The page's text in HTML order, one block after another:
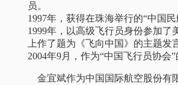
员。
1997年，获得在珠海举行的“中国
1999年，以高级飞行员身份参加
上作了题为《飞向中国》的主题发
2004年9月，作为“中国飞行员协会
金宜斌作为中国国际航空股份有